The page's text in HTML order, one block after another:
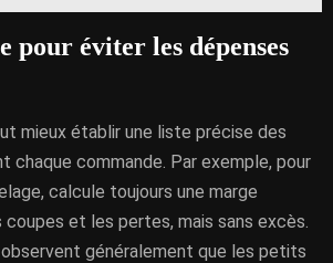
pour éviter les dépenses
mieux établir une liste précise des
chaque commande. Par exemple, pour
calcule toujours une marge
coupes et les pertes, mais sans excès.
généralement que les petits